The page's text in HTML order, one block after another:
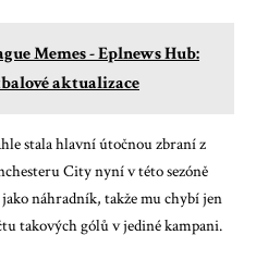
Memes - Eplnews Hub:
aktualizace
stala hlavní útočnou zbraní z
City nyní v této sezóně
náhradník, takže mu chybí jen
takových gólů v jediné kampani.